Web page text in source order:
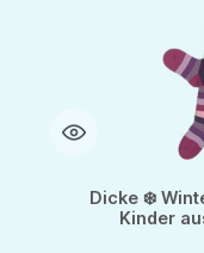
Dicke ❄️
Kinder